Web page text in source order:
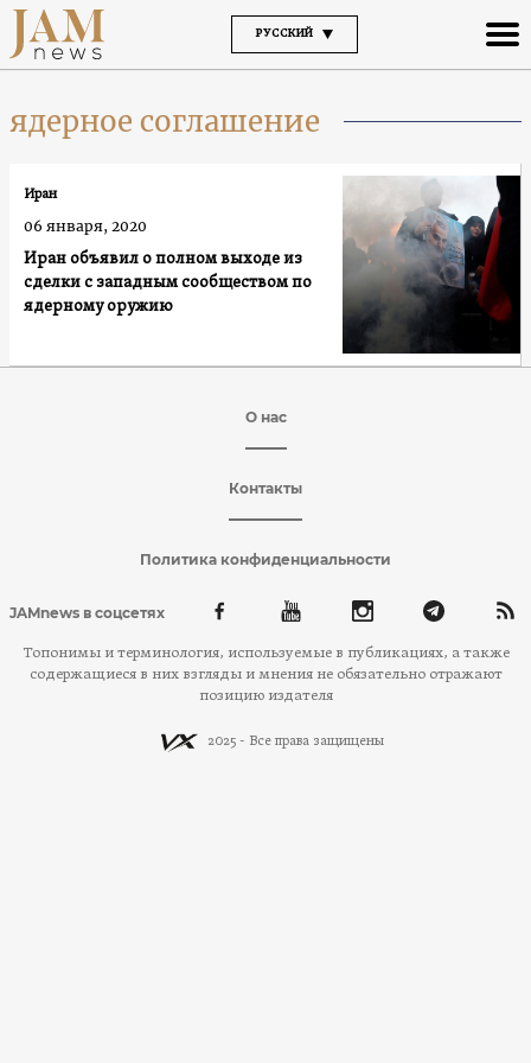
РУССКИЙ
ядерное соглашение
Иран объявил о полном выходе из
сделки с западным сообществом по
ядерному оружию
Иран
06 января, 2020
О нас
Контакты
Политика конфиденциальности
JAMnews в соцсетях
Топонимы и терминология, используемые в публикациях, а также
содержащиеся в них взгляды и мнения не обязательно отражают
позицию издателя
2025 - Все права защищены